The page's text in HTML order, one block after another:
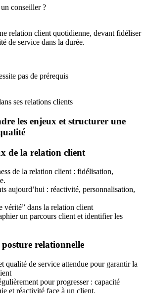
conseiller ?
relation client quotidienne, devant fidéliser
de service dans la durée.
pas de prérequis
ses relations clients
les enjeux et structurer une
de la relation client
de la relation client : fidélisation,
aujourd’hui : réactivité, personnalisation,
vérité” dans la relation client
un parcours client et identifier les
relationnelle
qualité de service attendue pour garantir la
pour progresser : capacité
et réactivité face à un client.